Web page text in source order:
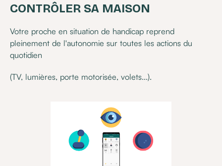
CONTRÔLER SA MAISON
Votre proche en situation de handicap reprend
pleinement de l'autonomie sur toutes les actions du
quotidien
(TV, lumières, porte motorisée, volets...).